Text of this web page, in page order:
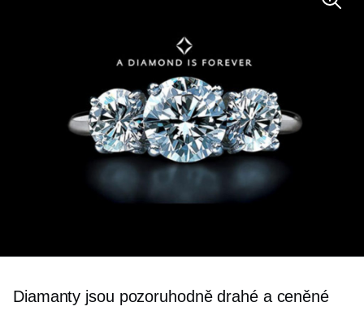
Diamanty jsou pozoruhodně drahé a ceněné